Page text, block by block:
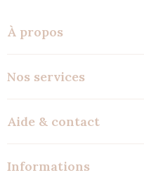
À propos
Nos services
Aide & contact
Informations